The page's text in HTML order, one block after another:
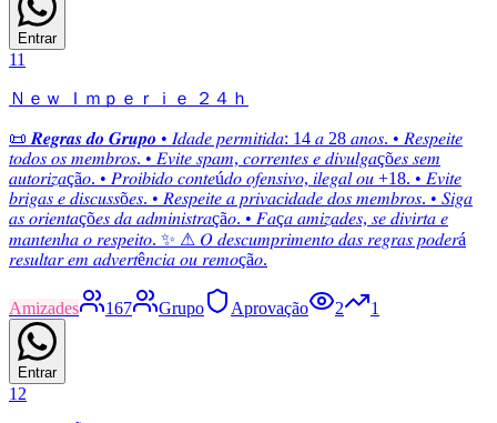
Entrar
11
Ｎｅｗ Ｉｍｐｅｒｉｅ ２４ｈ
📜 𝑹𝒆𝒈𝒓𝒂𝒔 𝒅𝒐 𝑮𝒓𝒖𝒑𝒐 • 𝐼𝑑𝑎𝑑𝑒 𝑝𝑒𝑟𝑚𝑖𝑡𝑖𝑑𝑎: 14 𝑎 28 𝑎𝑛𝑜𝑠. • 𝑅𝑒𝑠𝑝𝑒𝑖𝑡𝑒
𝑡𝑜𝑑𝑜𝑠 𝑜𝑠 𝑚𝑒𝑚𝑏𝑟𝑜𝑠. • 𝐸𝑣𝑖𝑡𝑒 𝑠𝑝𝑎𝑚, 𝑐𝑜𝑟𝑟𝑒𝑛𝑡𝑒𝑠 𝑒 𝑑𝑖𝑣𝑢𝑙𝑔𝑎çõ𝑒𝑠 𝑠𝑒𝑚
𝑎𝑢𝑡𝑜𝑟𝑖𝑧𝑎çã𝑜. • 𝑃𝑟𝑜𝑖𝑏𝑖𝑑𝑜 𝑐𝑜𝑛𝑡𝑒ú𝑑𝑜 𝑜𝑓𝑒𝑛𝑠𝑖𝑣𝑜, 𝑖𝑙𝑒𝑔𝑎𝑙 𝑜𝑢 +18. • 𝐸𝑣𝑖𝑡𝑒
𝑏𝑟𝑖𝑔𝑎𝑠 𝑒 𝑑𝑖𝑠𝑐𝑢𝑠𝑠õ𝑒𝑠. • 𝑅𝑒𝑠𝑝𝑒𝑖𝑡𝑒 𝑎 𝑝𝑟𝑖𝑣𝑎𝑐𝑖𝑑𝑎𝑑𝑒 𝑑𝑜𝑠 𝑚𝑒𝑚𝑏𝑟𝑜𝑠. • 𝑆𝑖𝑔𝑎
𝑎𝑠 𝑜𝑟𝑖𝑒𝑛𝑡𝑎çõ𝑒𝑠 𝑑𝑎 𝑎𝑑𝑚𝑖𝑛𝑖𝑠𝑡𝑟𝑎çã𝑜. • 𝐹𝑎ç𝑎 𝑎𝑚𝑖𝑧𝑎𝑑𝑒𝑠, 𝑠𝑒 𝑑𝑖𝑣𝑖𝑟𝑡𝑎 𝑒
𝑚𝑎𝑛𝑡𝑒𝑛ℎ𝑎 𝑜 𝑟𝑒𝑠𝑝𝑒𝑖𝑡𝑜. ✨ ⚠︎ 𝑂 𝑑𝑒𝑠𝑐𝑢𝑚𝑝𝑟𝑖𝑚𝑒𝑛𝑡𝑜 𝑑𝑎𝑠 𝑟𝑒𝑔𝑟𝑎𝑠 𝑝𝑜𝑑𝑒𝑟á
𝑟𝑒𝑠𝑢𝑙𝑡𝑎𝑟 𝑒𝑚 𝑎𝑑𝑣𝑒𝑟𝑡ê𝑛𝑐𝑖𝑎 𝑜𝑢 𝑟𝑒𝑚𝑜çã𝑜.
Amizades 167 Grupo Aprovação 2 1
Entrar
12